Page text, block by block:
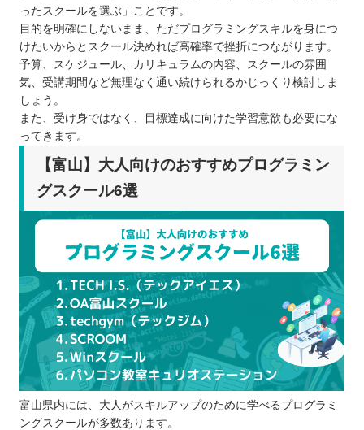
ったスクールを選ぶ」ことです。
目的を明確にしないまま、ただプログラミングスキルを身につ
けたいからとスクール決めれば高確率で挫折につながります。
予算、スケジュール、カリキュラムの内容、スクールの雰囲
気、受講期間など無理なく通い続けられるかじっくり検討しま
しょう。
また、受け身ではなく、目標達成に向けた学習意欲も必要にな
ってきます。
【富山】大人向けのおすすめプログラミン
グスクール6選
富山県内には、大人がスキルアップのために学べるプログラミ
ングスクールが多数あります。